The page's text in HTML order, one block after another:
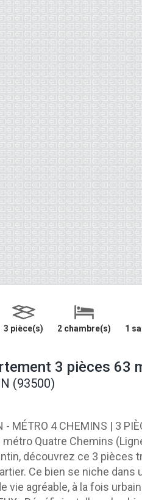
3 pièce(s) 2 chambre(s) 1
3 pièces 63
(93500)
- MÉTRO 4 CHEMINS | 3
métro Quatre Chemins
découvrez ce 3 pièces
Ce bien se niche dans
vie agréable, à la fois